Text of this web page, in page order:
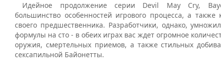
Идейное продолжение серии Devil May Cry,
большинство особенностей игрового процесса, а также
своего предшественника. Разработчики, однако,
формулы на сто - в обеих играх вас ждет огромное
оружия, смертельных приемов, а также стильных
сексапильной Байонетты.